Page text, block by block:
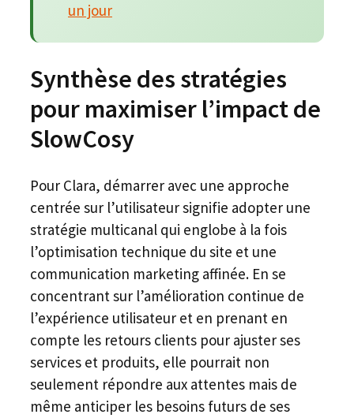
un jour
Synthèse des stratégies
pour maximiser l’impact de
SlowCosy
Pour Clara, démarrer avec une approche
centrée sur l’utilisateur signifie adopter une
stratégie multicanal qui englobe à la fois
l’optimisation technique du site et une
communication marketing affinée. En se
concentrant sur l’amélioration continue de
l’expérience utilisateur et en prenant en
compte les retours clients pour ajuster ses
services et produits, elle pourrait non
seulement répondre aux attentes mais de
même anticiper les besoins futurs de ses